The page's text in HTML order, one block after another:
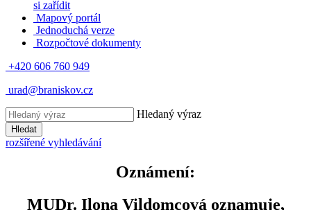
si zařídit
Mapový portál
Jednoduchá verze
Rozpočtové dokumenty
+420 606 760 949
urad@braniskov.cz
Hledaný výraz
Hledat
rozšířené vyhledávání
Oznámení:
MUDr. Ilona Vildomcová oznamuje,